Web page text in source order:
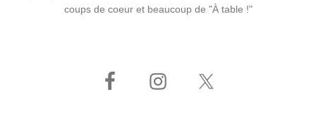
coups de coeur et beaucoup de "À table !"